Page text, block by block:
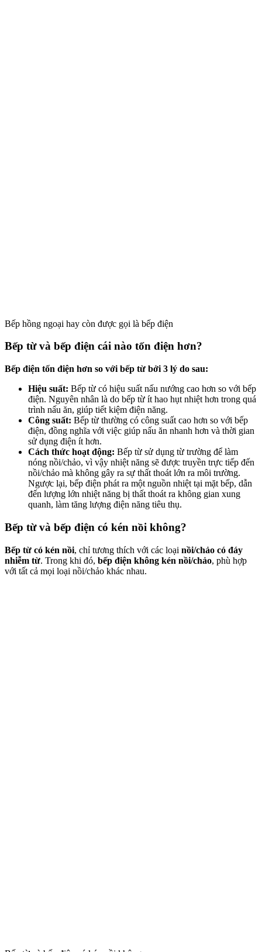
Bếp hồng ngoại hay còn được gọi là bếp điện
Bếp từ và bếp điện cái nào tốn điện hơn?
Bếp điện tốn điện hơn so với bếp từ bởi 3 lý do sau:
Hiệu suất: Bếp từ có hiệu suất nấu nướng cao hơn so với bếp
điện. Nguyên nhân là do bếp từ ít hao hụt nhiệt hơn trong quá
trình nấu ăn, giúp tiết kiệm điện năng.
Công suất: Bếp từ thường có công suất cao hơn so với bếp
điện, đồng nghĩa với việc giúp nấu ăn nhanh hơn và thời gian
sử dụng điện ít hơn.
Cách thức hoạt động: Bếp từ sử dụng từ trường để làm
nóng nồi/chảo, vì vậy nhiệt năng sẽ được truyền trực tiếp đến
nồi/chảo mà không gây ra sự thất thoát lớn ra môi trường.
Ngược lại, bếp điện phát ra một nguồn nhiệt tại mặt bếp, dẫn
đến lượng lớn nhiệt năng bị thất thoát ra không gian xung
quanh, làm tăng lượng điện năng tiêu thụ.
Bếp từ và bếp điện có kén nồi không?
Bếp từ có kén nồi, chỉ tương thích với các loại nồi/chảo có đáy
nhiễm từ. Trong khi đó, bếp điện không kén nồi/chảo, phù hợp
với tất cả mọi loại nồi/chảo khác nhau.